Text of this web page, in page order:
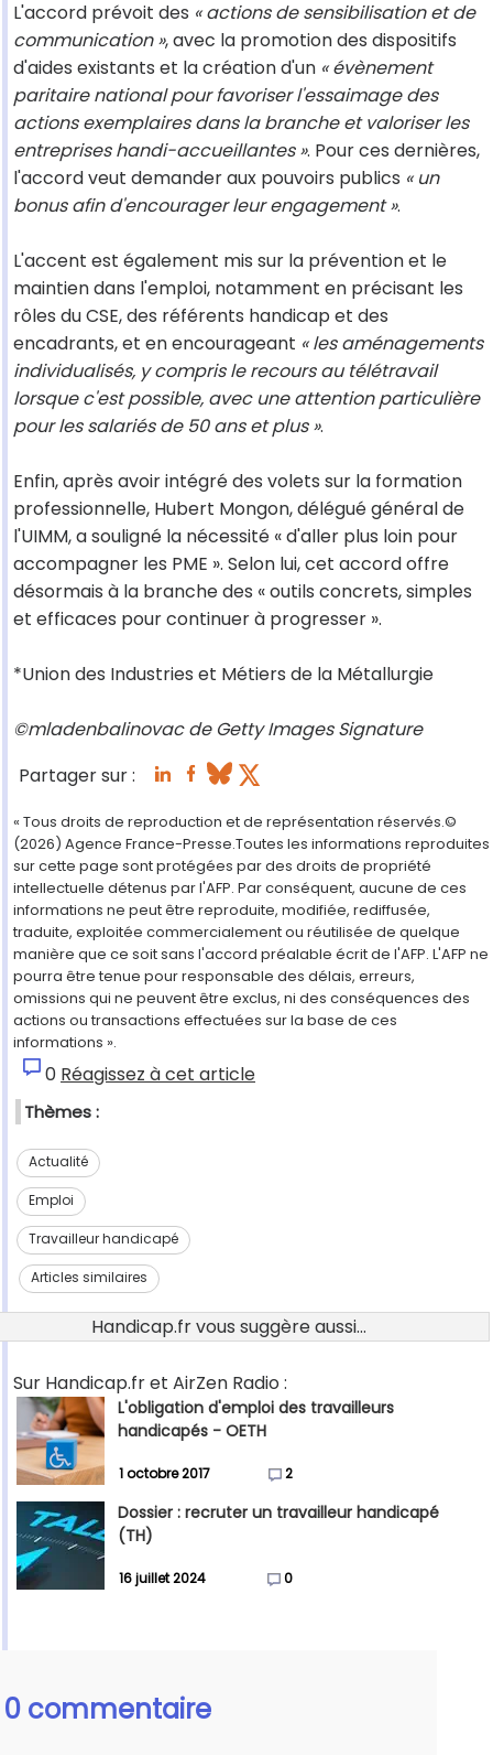
L'accord prévoit des « actions de sensibilisation et de
communication », avec la promotion des dispositifs
d'aides existants et la création d'un « évènement
paritaire national pour favoriser l'essaimage des
actions exemplaires dans la branche et valoriser les
entreprises handi-accueillantes ». Pour ces dernières,
l'accord veut demander aux pouvoirs publics « un
bonus afin d'encourager leur engagement ».
L'accent est également mis sur la prévention et le
maintien dans l'emploi, notamment en précisant les
rôles du CSE, des référents handicap et des
encadrants, et en encourageant « les aménagements
individualisés, y compris le recours au télétravail
lorsque c'est possible, avec une attention particulière
pour les salariés de 50 ans et plus ».
Enfin, après avoir intégré des volets sur la formation
professionnelle, Hubert Mongon, délégué général de
l'UIMM, a souligné la nécessité « d'aller plus loin pour
accompagner les PME ». Selon lui, cet accord offre
désormais à la branche des « outils concrets, simples
et efficaces pour continuer à progresser ».
*Union des Industries et Métiers de la Métallurgie
©mladenbalinovac de Getty Images Signature
Partager sur :
« Tous droits de reproduction et de représentation réservés.©
(2026) Agence France-Presse.Toutes les informations reproduites
sur cette page sont protégées par des droits de propriété
intellectuelle détenus par l'AFP. Par conséquent, aucune de ces
informations ne peut être reproduite, modifiée, rediffusée,
traduite, exploitée commercialement ou réutilisée de quelque
manière que ce soit sans l'accord préalable écrit de l'AFP. L'AFP ne
pourra être tenue pour responsable des délais, erreurs,
omissions qui ne peuvent être exclus, ni des conséquences des
actions ou transactions effectuées sur la base de ces
informations ».
0 Réagissez à cet article
Thèmes :
Actualité
Emploi
Travailleur handicapé
Articles similaires
Handicap.fr vous suggère aussi...
Sur Handicap.fr et AirZen Radio :
L'obligation d'emploi des travailleurs
handicapés - OETH
1 octobre 2017 2
Dossier : recruter un travailleur handicapé
(TH)
16 juillet 2024 0
0 commentaire